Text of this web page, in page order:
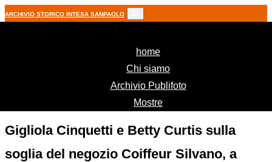
ARCHIVIO STORICO INTESA SANPAOLO
home(current)
Chi siamo
Archivio Publifoto
Mostre
Gigliola Cinquetti e Betty Curtis sulla
soglia del negozio Coiffeur Silvano, a